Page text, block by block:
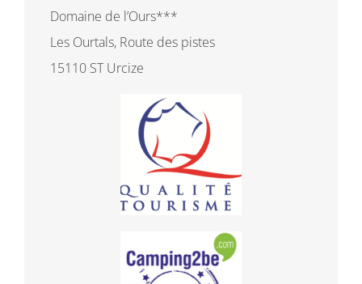
Domaine de l’Ours***
Les Ourtals, Route des pistes
15110 ST Urcize